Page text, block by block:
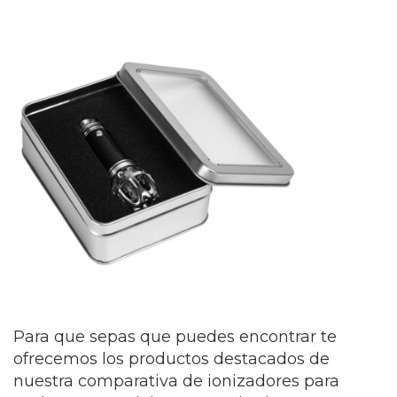
Para que sepas que puedes encontrar te
ofrecemos los productos destacados de
nuestra comparativa de ionizadores para